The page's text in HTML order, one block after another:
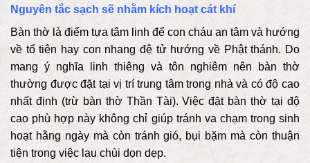
Nguyên tắc sạch sẽ nhằm kích hoạt cát khí
Bàn thờ là điểm tựa tâm linh để con cháu an tâm và hướng
về tổ tiên hay con nhang đệ tử hướng về Phật thánh. Do
mang ý nghĩa linh thiêng và tôn nghiêm nên bàn thờ
thường được đặt tại vị trí trung tâm trong nhà và có độ cao
nhất định (trừ bàn thờ Thần Tài). Việc đặt bàn thờ tại độ
cao phù hợp này không chỉ giúp tránh va chạm trong sinh
hoạt hằng ngày mà còn tránh gió, bụi bặm mà còn thuận
tiện trong việc lau chùi dọn dẹp.